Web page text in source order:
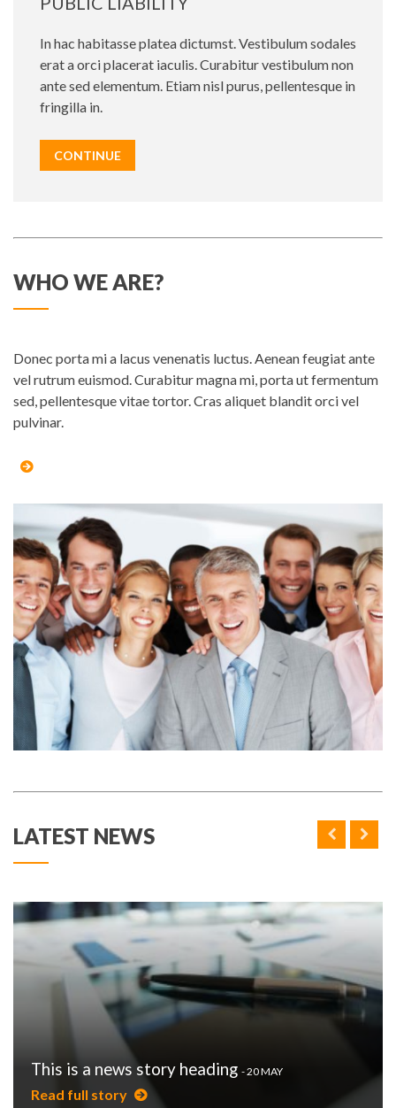
In hac habitasse platea dictumst. Vestibulum sodales
erat a orci placerat iaculis. Curabitur vestibulum non
ante sed elementum. Etiam nisl purus, pellentesque in
fringilla in.
CONTINUE
WHO WE ARE?
Donec porta mi a lacus venenatis luctus. Aenean feugiat ante
vel rutrum euismod. Curabitur magna mi, porta ut fermentum
sed, pellentesque vitae tortor. Cras aliquet blandit orci vel
pulvinar.
LATEST NEWS
This is a news story heading -ON
20 MAY
Read full story